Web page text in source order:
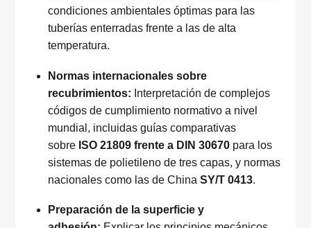
condiciones ambientales óptimas para las
tuberías enterradas frente a las de alta
temperatura.
Normas internacionales sobre
recubrimientos: Interpretación de complejos
códigos de cumplimiento normativo a nivel
mundial, incluidas guías comparativas
sobre ISO 21809 frente a DIN 30670 para los
sistemas de polietileno de tres capas, y normas
nacionales como las de ChinaSY/T 0413.
Preparación de la superficie y